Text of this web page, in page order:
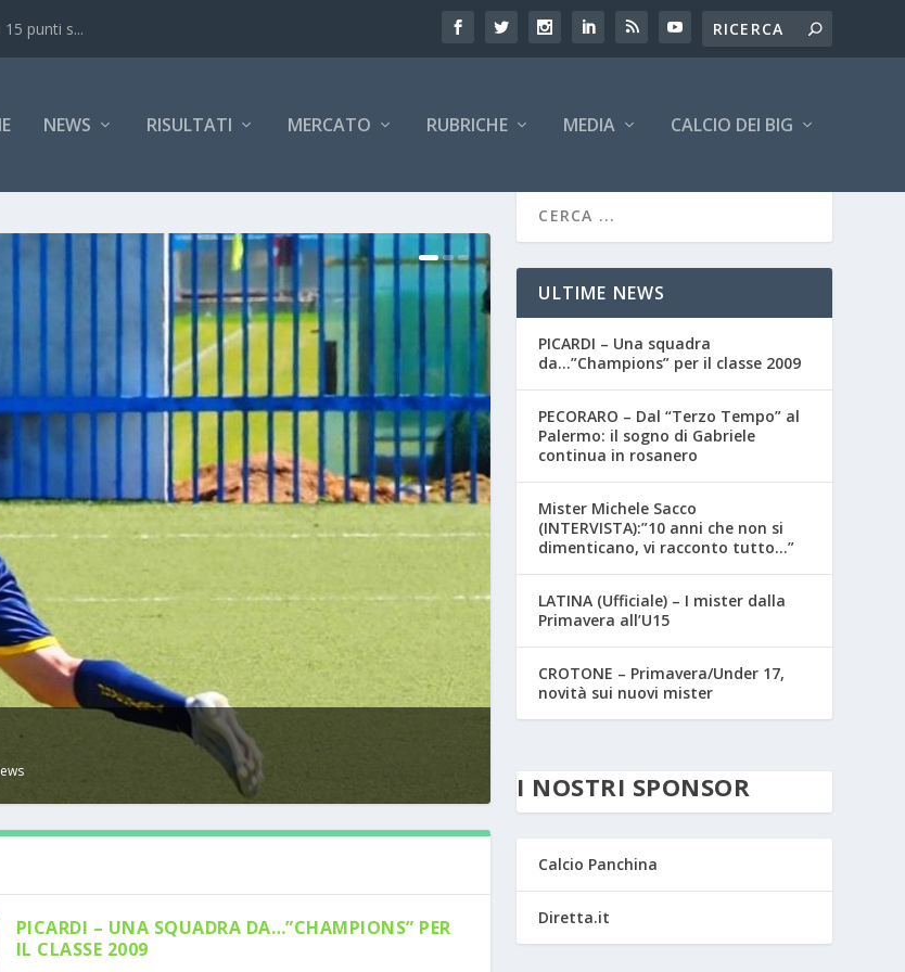
punti s...
NEWS RISULTATI MERCATO RUBRICHE MEDIA CALCIO DEI BIG
PICARDI – UNA SQUADRA DA…”CHAMPIONS” PER
IL CLASSE 2009
ULTIME NEWS
PICARDI – Una squadra
da…”Champions” per il classe 2009
PECORARO – Dal “Terzo Tempo” al
Palermo: il sogno di Gabriele
continua in rosanero
Mister Michele Sacco
(INTERVISTA):”10 anni che non si
dimenticano, vi racconto tutto…”
LATINA (Ufficiale) – I mister dalla
Primavera all’U15
CROTONE – Primavera/Under 17,
novità sui nuovi mister
I NOSTRI SPONSOR
Calcio Panchina
Diretta.it